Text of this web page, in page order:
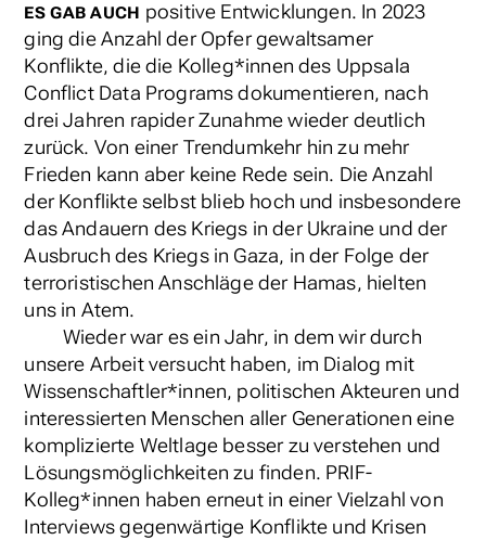
ES GAB AUCH positive Entwicklungen. In 2023
ging die Anzahl der Opfer gewaltsamer
Konflikte, die die Kolleg*innen des Uppsala
Conflict Data Programs dokumentieren, nach
drei Jahren rapider Zunahme wieder deutlich
zurück. Von einer Trendumkehr hin zu mehr
Frieden kann aber keine Rede sein. Die Anzahl
der Konflikte selbst blieb hoch und insbesondere
das Andauern des Kriegs in der Ukraine und der
Ausbruch des Kriegs in Gaza, in der Folge der
terroristischen Anschläge der Hamas, hielten
uns in Atem.
Wieder war es ein Jahr, in dem wir durch
unsere Arbeit versucht haben, im Dialog mit
Wissenschaftler*innen, politischen Akteuren und
interessierten Menschen aller Generationen eine
komplizierte Weltlage besser zu verstehen und
Lösungsmöglichkeiten zu finden. PRIF-
Kolleg*innen haben erneut in einer Vielzahl von
Interviews gegenwärtige Konflikte und Krisen